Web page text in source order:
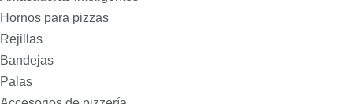
Hornos para pizzas
Rejillas
Bandejas
Palas